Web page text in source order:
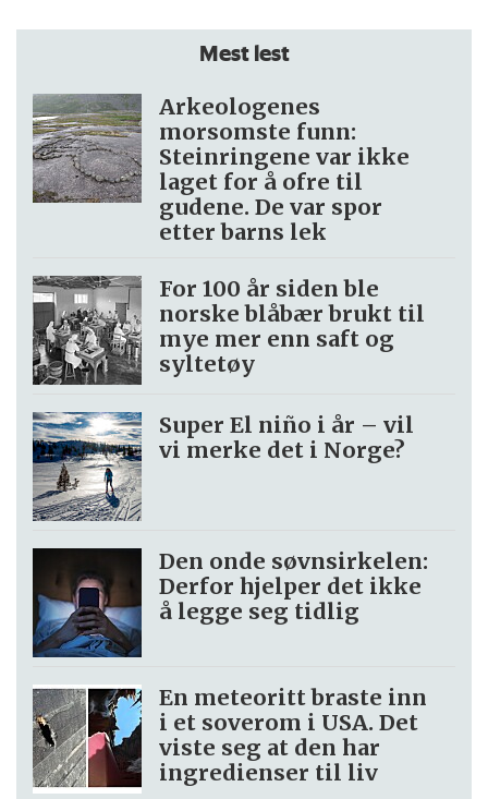
Mest lest
Arkeologenes
morsomste funn:
Steinringene var ikke
laget for å ofre til
gudene. De var spor
etter barns lek
For 100 år siden ble
norske blåbær brukt til
mye mer enn saft og
syltetøy
Super El niño i år – vil
vi merke det i Norge?
Den onde søvnsirkelen:
Derfor hjelper det ikke
å legge seg tidlig
En meteoritt braste inn
i et soverom i USA. Det
viste seg at den har
ingredienser til liv